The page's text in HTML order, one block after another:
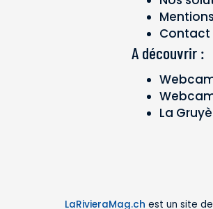
Contact
A découvrir :
La
LaRivieraMag.ch est un site